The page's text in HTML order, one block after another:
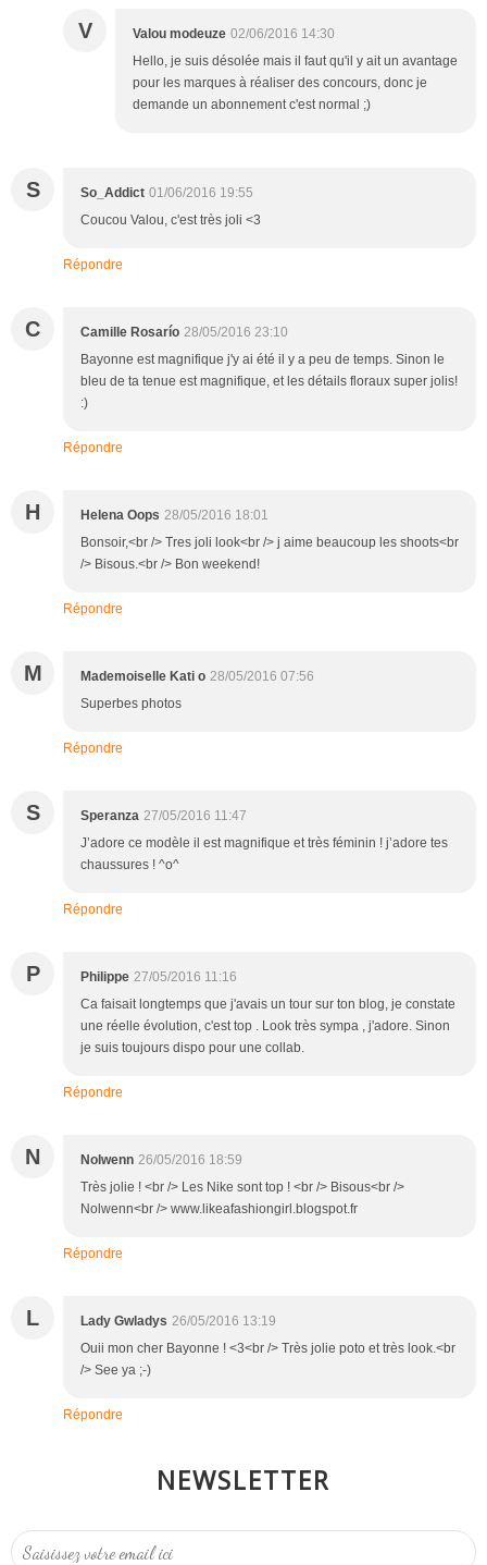
V Valou modeuze 02/06/2016 14:30
Hello, je suis désolée mais il faut qu'il y ait un avantage
pour les marques à réaliser des concours, donc je
demande un abonnement c'est normal ;)
S So_Addict 01/06/2016 19:55
Coucou Valou, c'est très joli <3
Répondre
C Camille Rosarío 28/05/2016 23:10
Bayonne est magnifique j'y ai été il y a peu de temps. Sinon le
bleu de ta tenue est magnifique, et les détails floraux super jolis!
:)
Répondre
H Helena Oops 28/05/2016 18:01
Bonsoir,<br /> Tres joli look<br /> j aime beaucoup les shoots<br
/> Bisous.<br /> Bon weekend!
Répondre
M Mademoiselle Kati o 28/05/2016 07:56
Superbes photos
Répondre
S Speranza 27/05/2016 11:47
J’adore ce modèle il est magnifique et très féminin ! j’adore tes
chaussures ! ^o^
Répondre
P Philippe 27/05/2016 11:16
Ca faisait longtemps que j'avais un tour sur ton blog, je constate
une réelle évolution, c'est top . Look très sympa , j'adore. Sinon
je suis toujours dispo pour une collab.
Répondre
N Nolwenn 26/05/2016 18:59
Très jolie ! <br /> Les Nike sont top ! <br /> Bisous<br />
Nolwenn<br /> www.likeafashiongirl.blogspot.fr
Répondre
L Lady Gwladys 26/05/2016 13:19
Ouii mon cher Bayonne ! <3<br /> Très jolie poto et très look.<br
/> See ya ;-)
Répondre
NEWSLETTER